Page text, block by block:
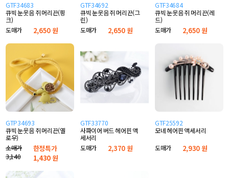
GTF34683
큐빅 눈웃음 쥐 머리끈(핑
크)
도매가
2,650 원
GTF34692
큐빅 눈웃음 쥐 머리끈(그
린)
도매가
2,650 원
GTF34684
큐빅 눈웃음 쥐 머리끈(레
드)
도매가
2,650 원
GTP34693
큐빅 눈웃음 쥐 머리끈(옐
로우)
소매가
3,140
한정특가
1,430원
GTF33770
사파이어 버드 헤어핀 액
세서리
도매가
2,370 원
GTF25592
모네 헤어핀 액세서리
도매가
2,930 원